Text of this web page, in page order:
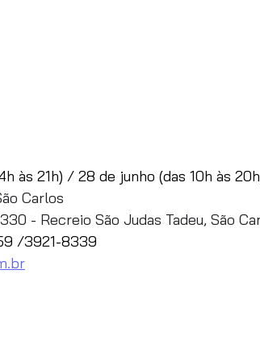
às 21h) / 28 de junho (das 10h às
Carlos
- Recreio São Judas Tadeu, São
/3921-8339